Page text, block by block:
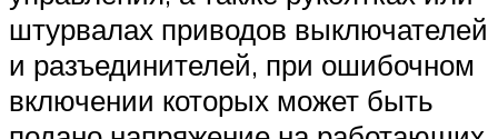
штурвалах приводов выключателей
и разъединителей, при ошибочном
включении которых может быть